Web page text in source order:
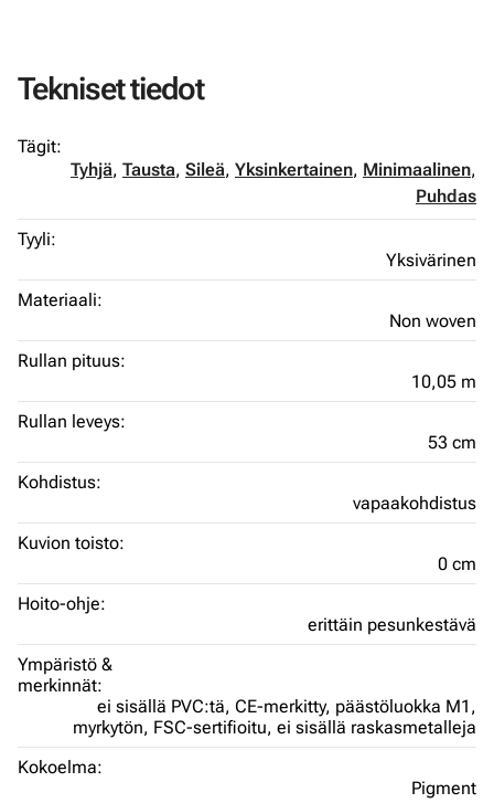
Tekniset tiedot
Tägit:
Tyhjä, Tausta, Sileä, Yksinkertainen, Minimaalinen,
Puhdas
Tyyli:
Yksivärinen
Materiaali:
Non woven
Rullan pituus:
10,05 m
Rullan leveys:
53 cm
Kohdistus:
vapaakohdistus
Kuvion toisto:
0 cm
Hoito-ohje:
erittäin pesunkestävä
Ympäristö &
merkinnät:
ei sisällä PVC:tä, CE-merkitty, päästöluokka M1,
myrkytön, FSC-sertifioitu, ei sisällä raskasmetalleja
Kokoelma:
Pigment